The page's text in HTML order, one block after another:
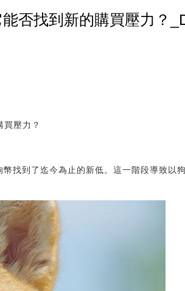
否找到新的購買壓力？
壓力？
找到了迄今為止的新低。這一階段導致以